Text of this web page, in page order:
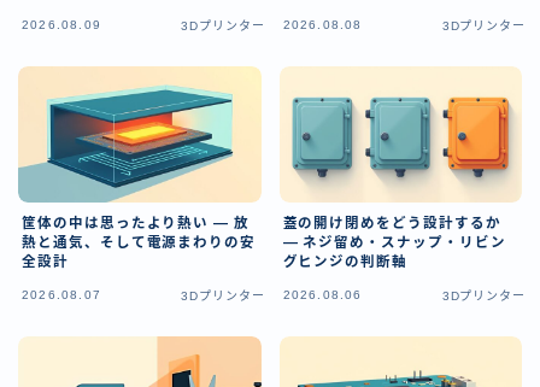
2026.08.09 3Dプリンター 2026.08.08 3Dプリンター
筐体の中は思ったより熱い — 放
熱と通気、そして電源まわりの安
全設計
2026.08.07 3Dプリンター
蓋の開け閉めをどう設計するか
— ネジ留め・スナップ・リビン
グヒンジの判断軸
2026.08.06 3Dプリンター